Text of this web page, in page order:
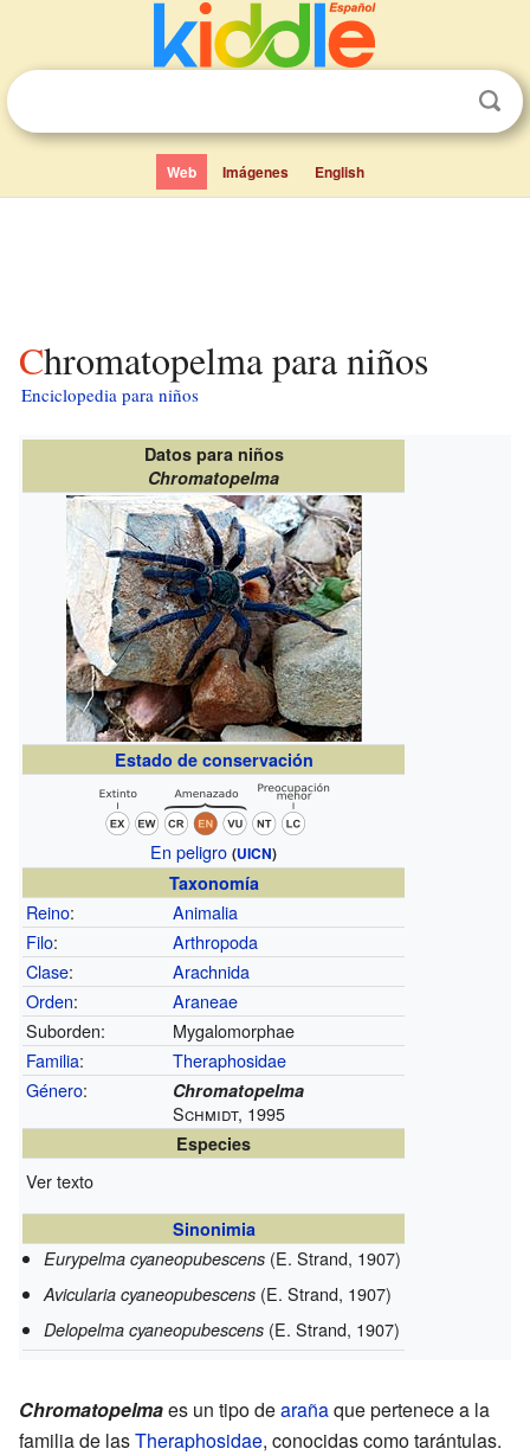
Web Imágenes English
Chromatopelma para niños
Enciclopedia para niños
Datos para niños
Chromatopelma
Estado de conservación
En peligro (UICN)
Taxonomía
Reino:
Animalia
Filo:
Arthropoda
Clase:
Arachnida
Orden:
Araneae
Suborden:
Mygalomorphae
Familia:
Theraphosidae
Género: Chromatopelma
Schmidt, 1995
Especies
Ver texto
Sinonimia
Eurypelma cyaneopubescens(E. Strand, 1907)
Avicularia cyaneopubescens(E. Strand, 1907)
Delopelma cyaneopubescens(E. Strand, 1907)
Chromatopelmaes un tipo dearañaque pertenece a la
familia de lasTheraphosidae, conocidas como tarántulas.